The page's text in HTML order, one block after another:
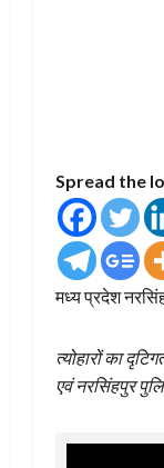
Spread the
मध्य प्रदेश
त्योहारों का
एवं नरसिंहपुर